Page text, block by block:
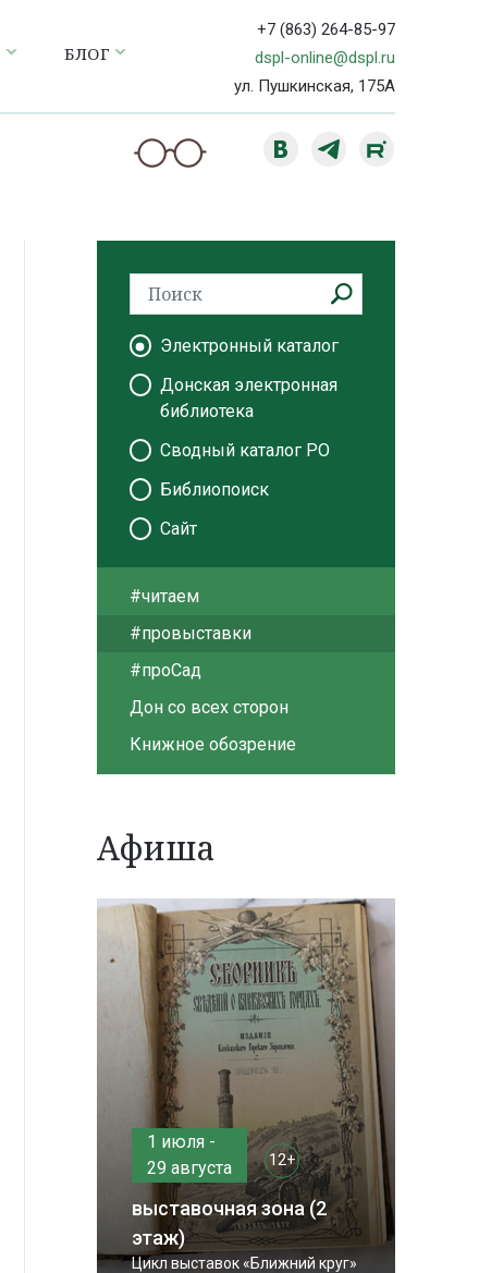
БЛОГ
+7 (863) 264-85-97
dspl-online@dspl.ru
ул. Пушкинская, 175А
Электронный каталог
Донская электронная
библиотека
Сводный каталог РО
Библиопоиск
Сайт
#читаем
#провыставки
#проСад
Дон со всех сторон
Книжное обозрение
Афиша
1 июля -
29 августа
12+
выставочная зона (2
этаж)
Цикл выставок «Ближний круг»